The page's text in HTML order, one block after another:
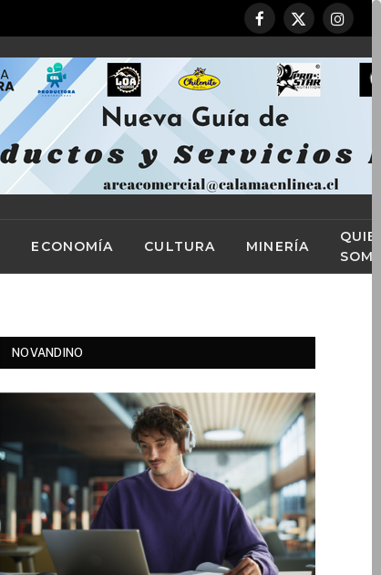
Facebook
X
ECONOMÍA CULTURA MINERÍA
NOVANDINO